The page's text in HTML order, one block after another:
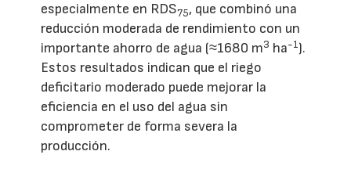
especialmente en RDS75, que combinó una
reducción moderada de rendimiento con un
importante ahorro de agua (≈1680 m3 ha-1).
Estos resultados indican que el riego
deficitario moderado puede mejorar la
eficiencia en el uso del agua sin
comprometer de forma severa la
producción.